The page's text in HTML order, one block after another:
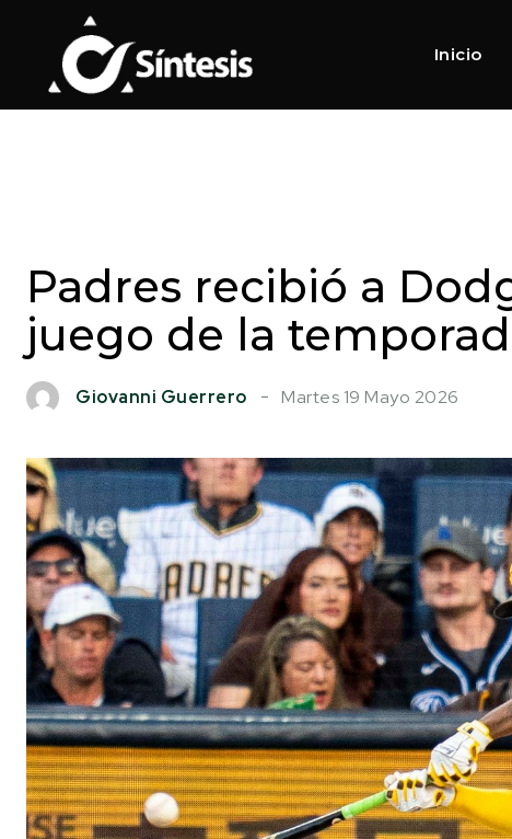
Inicio
Padres recibió a
juego de la
Giovanni Guerrero Martes 19 Mayo 2026